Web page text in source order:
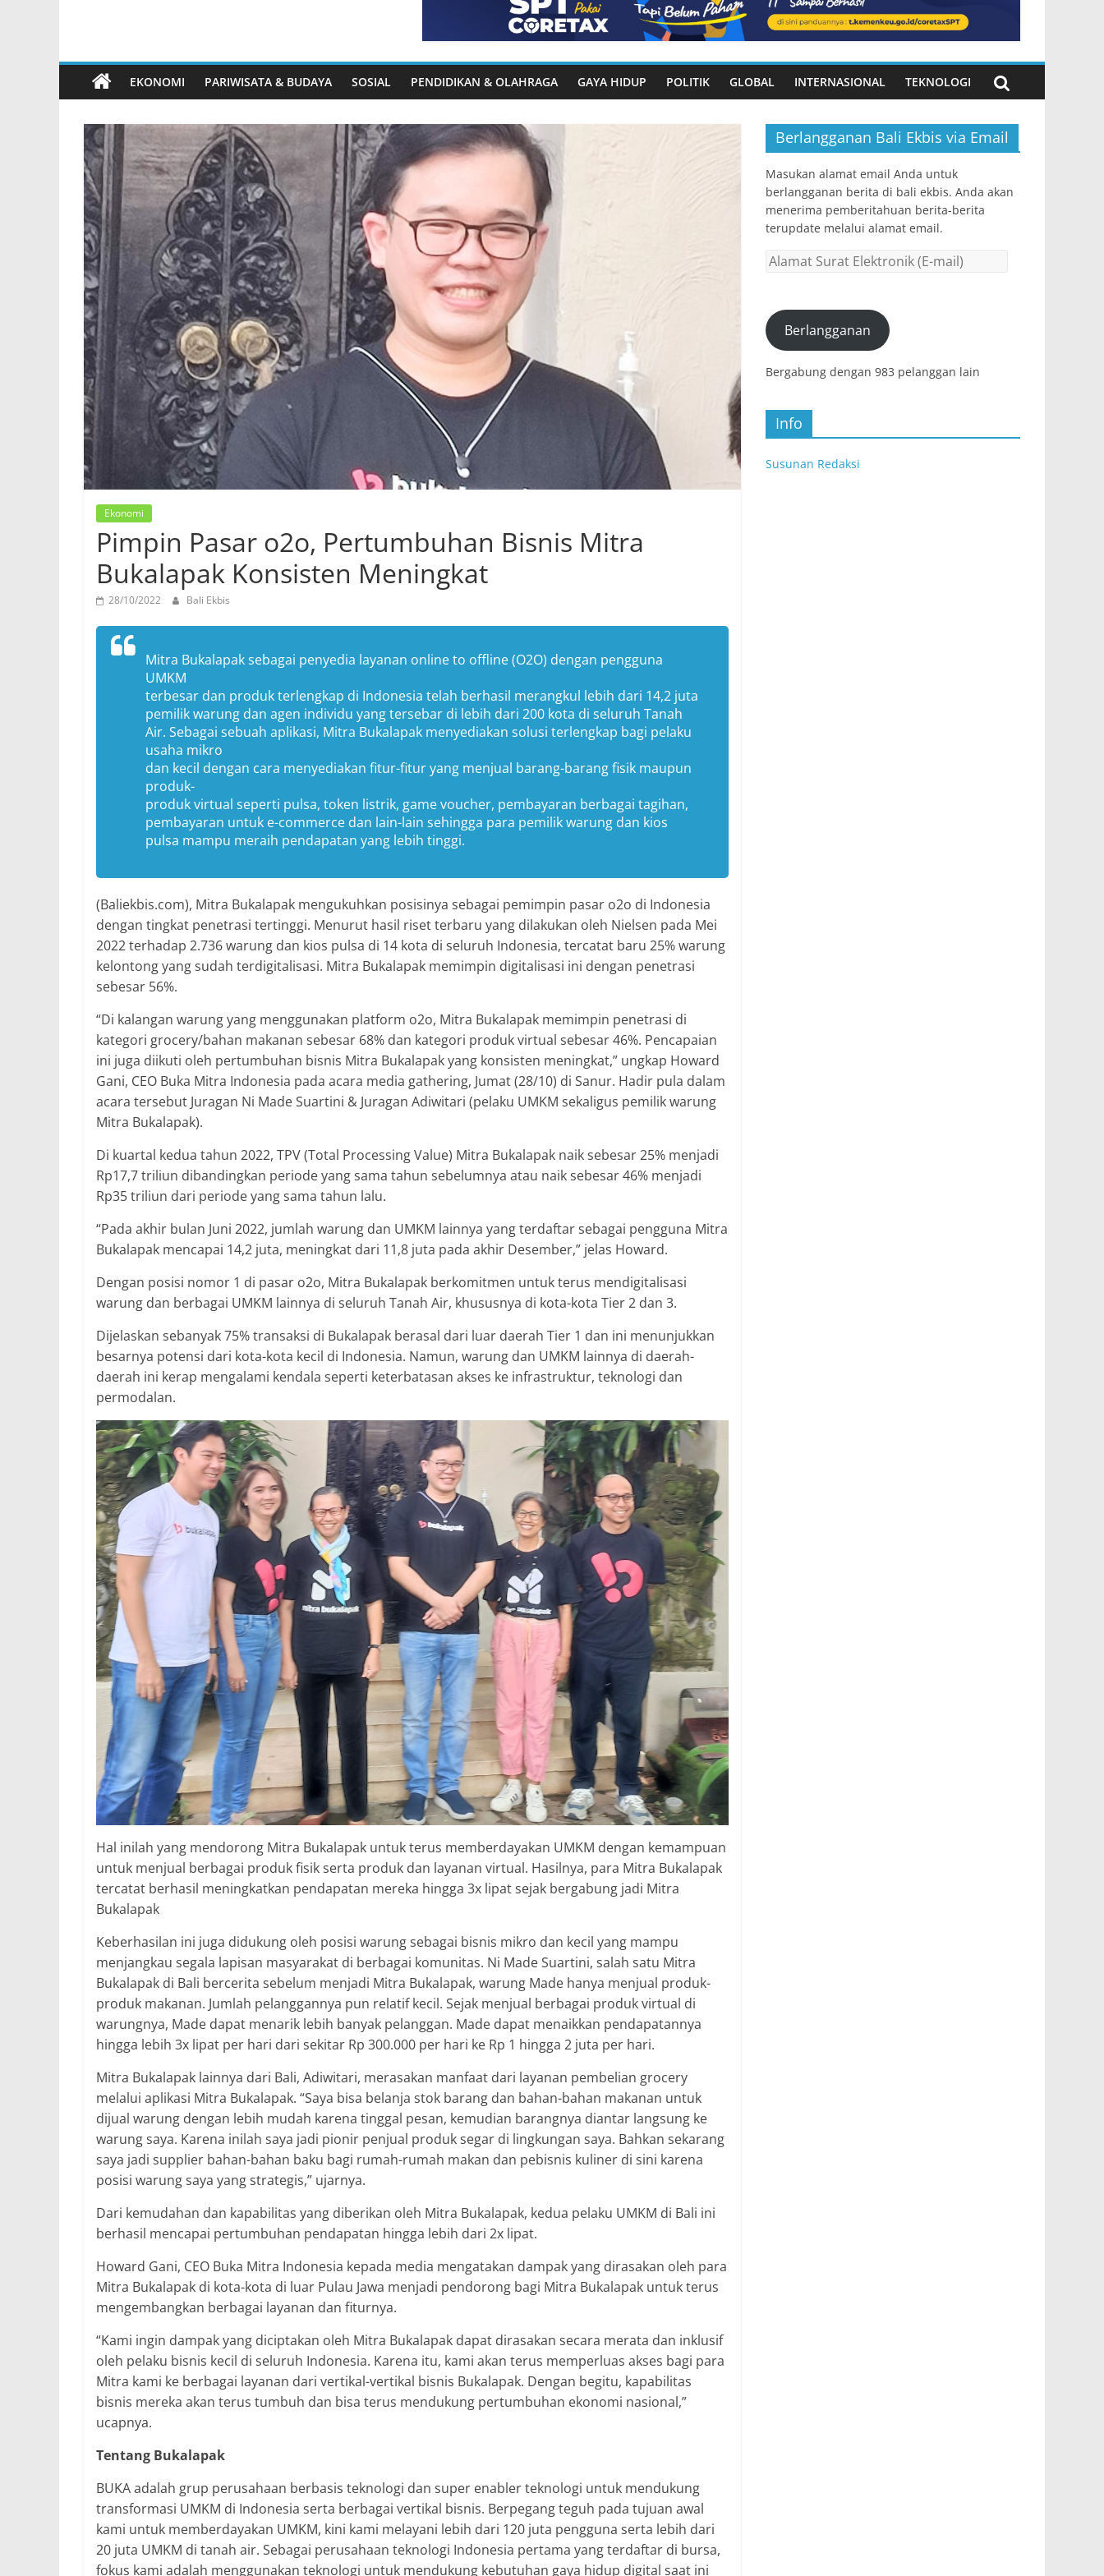
EKONOMI PARIWISATA & BUDAYA SOSIAL PENDIDIKAN & OLAHRAGA GAYA HIDUP POLITIK GLOBAL INTERNASIONAL TEKNOLOGI
Ekonomi
Pimpin Pasar o2o, Pertumbuhan Bisnis Mitra
Bukalapak Konsisten Meningkat
28/10/2022 Bali Ekbis
Mitra Bukalapak sebagai penyedia layanan online to offline (O2O) dengan pengguna
UMKM
terbesar dan produk terlengkap di Indonesia telah berhasil merangkul lebih dari 14,2 juta
pemilik warung dan agen individu yang tersebar di lebih dari 200 kota di seluruh Tanah
Air. Sebagai sebuah aplikasi, Mitra Bukalapak menyediakan solusi terlengkap bagi pelaku
usaha mikro
dan kecil dengan cara menyediakan fitur-fitur yang menjual barang-barang fisik maupun
produk-
produk virtual seperti pulsa, token listrik, game voucher, pembayaran berbagai tagihan,
pembayaran untuk e-commerce dan lain-lain sehingga para pemilik warung dan kios
pulsa mampu meraih pendapatan yang lebih tinggi.
(Baliekbis.com), Mitra Bukalapak mengukuhkan posisinya sebagai pemimpin pasar o2o di Indonesia
dengan tingkat penetrasi tertinggi. Menurut hasil riset terbaru yang dilakukan oleh Nielsen pada Mei
2022 terhadap 2.736 warung dan kios pulsa di 14 kota di seluruh Indonesia, tercatat baru 25% warung
kelontong yang sudah terdigitalisasi. Mitra Bukalapak memimpin digitalisasi ini dengan penetrasi
sebesar 56%.
“Di kalangan warung yang menggunakan platform o2o, Mitra Bukalapak memimpin penetrasi di
kategori grocery/bahan makanan sebesar 68% dan kategori produk virtual sebesar 46%. Pencapaian
ini juga diikuti oleh pertumbuhan bisnis Mitra Bukalapak yang konsisten meningkat,” ungkap Howard
Gani, CEO Buka Mitra Indonesia pada acara media gathering, Jumat (28/10) di Sanur. Hadir pula dalam
acara tersebut Juragan Ni Made Suartini & Juragan Adiwitari (pelaku UMKM sekaligus pemilik warung
Mitra Bukalapak).
Di kuartal kedua tahun 2022, TPV (Total Processing Value) Mitra Bukalapak naik sebesar 25% menjadi
Rp17,7 triliun dibandingkan periode yang sama tahun sebelumnya atau naik sebesar 46% menjadi
Rp35 triliun dari periode yang sama tahun lalu.
“Pada akhir bulan Juni 2022, jumlah warung dan UMKM lainnya yang terdaftar sebagai pengguna Mitra
Bukalapak mencapai 14,2 juta, meningkat dari 11,8 juta pada akhir Desember,” jelas Howard.
Dengan posisi nomor 1 di pasar o2o, Mitra Bukalapak berkomitmen untuk terus mendigitalisasi
warung dan berbagai UMKM lainnya di seluruh Tanah Air, khususnya di kota-kota Tier 2 dan 3.
Dijelaskan sebanyak 75% transaksi di Bukalapak berasal dari luar daerah Tier 1 dan ini menunjukkan
besarnya potensi dari kota-kota kecil di Indonesia. Namun, warung dan UMKM lainnya di daerah-
daerah ini kerap mengalami kendala seperti keterbatasan akses ke infrastruktur, teknologi dan
permodalan.
Hal inilah yang mendorong Mitra Bukalapak untuk terus memberdayakan UMKM dengan kemampuan
untuk menjual berbagai produk fisik serta produk dan layanan virtual. Hasilnya, para Mitra Bukalapak
tercatat berhasil meningkatkan pendapatan mereka hingga 3x lipat sejak bergabung jadi Mitra
Bukalapak
Keberhasilan ini juga didukung oleh posisi warung sebagai bisnis mikro dan kecil yang mampu
menjangkau segala lapisan masyarakat di berbagai komunitas. Ni Made Suartini, salah satu Mitra
Bukalapak di Bali bercerita sebelum menjadi Mitra Bukalapak, warung Made hanya menjual produk-
produk makanan. Jumlah pelanggannya pun relatif kecil. Sejak menjual berbagai produk virtual di
warungnya, Made dapat menarik lebih banyak pelanggan. Made dapat menaikkan pendapatannya
hingga lebih 3x lipat per hari dari sekitar Rp 300.000 per hari ke Rp 1 hingga 2 juta per hari.
Mitra Bukalapak lainnya dari Bali, Adiwitari, merasakan manfaat dari layanan pembelian grocery
melalui aplikasi Mitra Bukalapak. “Saya bisa belanja stok barang dan bahan-bahan makanan untuk
dijual warung dengan lebih mudah karena tinggal pesan, kemudian barangnya diantar langsung ke
warung saya. Karena inilah saya jadi pionir penjual produk segar di lingkungan saya. Bahkan sekarang
saya jadi supplier bahan-bahan baku bagi rumah-rumah makan dan pebisnis kuliner di sini karena
posisi warung saya yang strategis,” ujarnya.
Dari kemudahan dan kapabilitas yang diberikan oleh Mitra Bukalapak, kedua pelaku UMKM di Bali ini
berhasil mencapai pertumbuhan pendapatan hingga lebih dari 2x lipat.
Howard Gani, CEO Buka Mitra Indonesia kepada media mengatakan dampak yang dirasakan oleh para
Mitra Bukalapak di kota-kota di luar Pulau Jawa menjadi pendorong bagi Mitra Bukalapak untuk terus
mengembangkan berbagai layanan dan fiturnya.
“Kami ingin dampak yang diciptakan oleh Mitra Bukalapak dapat dirasakan secara merata dan inklusif
oleh pelaku bisnis kecil di seluruh Indonesia. Karena itu, kami akan terus memperluas akses bagi para
Mitra kami ke berbagai layanan dari vertikal-vertikal bisnis Bukalapak. Dengan begitu, kapabilitas
bisnis mereka akan terus tumbuh dan bisa terus mendukung pertumbuhan ekonomi nasional,”
ucapnya.
Tentang Bukalapak
BUKA adalah grup perusahaan berbasis teknologi dan super enabler teknologi untuk mendukung
transformasi UMKM di Indonesia serta berbagai vertikal bisnis. Berpegang teguh pada tujuan awal
kami untuk memberdayakan UMKM, kini kami melayani lebih dari 120 juta pengguna serta lebih dari
20 juta UMKM di tanah air. Sebagai perusahaan teknologi Indonesia pertama yang terdaftar di bursa,
fokus kami adalah menggunakan teknologi untuk mendukung kebutuhan gaya hidup digital saat ini
Berlangganan Bali Ekbis via Email
Masukan alamat email Anda untuk
berlangganan berita di bali ekbis. Anda akan
menerima pemberitahuan berita-berita
terupdate melalui alamat email.
Alamat
(E-
mail)Berlangganan
Bergabung dengan 983 pelanggan lain
Info
Susunan Redaksi